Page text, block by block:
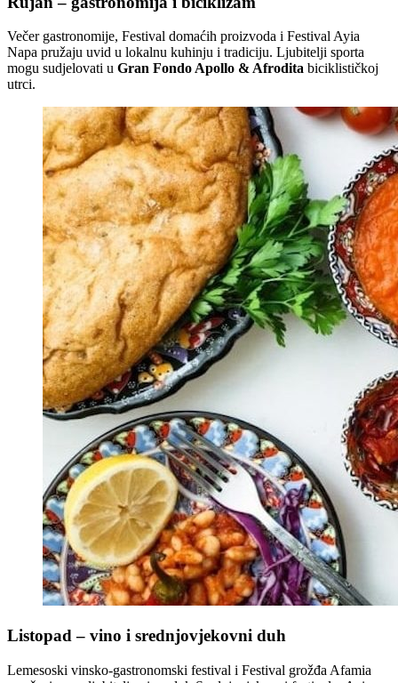
Večer gastronomije, Festival domaćih proizvoda i Festival Ayia
Napa pružaju uvid u lokalnu kuhinju i tradiciju. Ljubitelji sporta
mogu sudjelovati u Gran Fondo Apollo & Afrodita biciklističkoj
utrci.
Listopad – vino i srednjovjekovni duh
Lemesoski vinsko-gastronomski festival i Festival grožđa Afamia